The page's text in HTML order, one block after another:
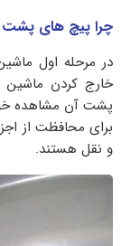
چرا پیچ های پشت
در مرحله اول
خارج کردن ماشین
برای محافظت از
و نقل هستند.